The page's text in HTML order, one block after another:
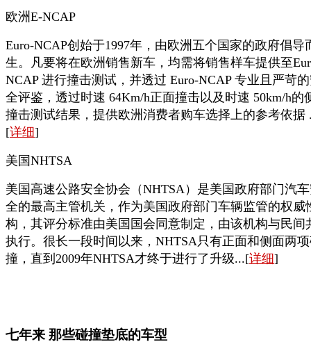
欧洲E-NCAP
Euro-NCAP创始于1997年，由欧洲五个国家的政府倡导
生。凡要将在欧洲销售新车，均需将销售样车提供至
NCAP 进行撞击测试，并透过 Euro-NCAP 专业且严苛
全评鉴，透过时速 64Km/h正面撞击以及时速 50km/h的
撞击测试结果，提供欧洲消费者购车选择上的参考依据
[详细]
美国NHTSA
美国高速公路安全协会（NHTSA）是美国政府部门汽
全的最高主管机关，作为美国政府部门车辆监管的权威
构，其评分标准由美国国会同意制定，由该机构与民间
执行。很长一段时间以来，NHTSA只有正面和侧面两
撞，直到2009年NHTSA才终于进行了升级...[详细]
七年来 那些碰撞垫底的车型